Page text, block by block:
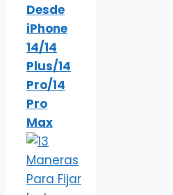
Desde
iPhone
14/14
Plus/14
Pro/14
Pro
Max